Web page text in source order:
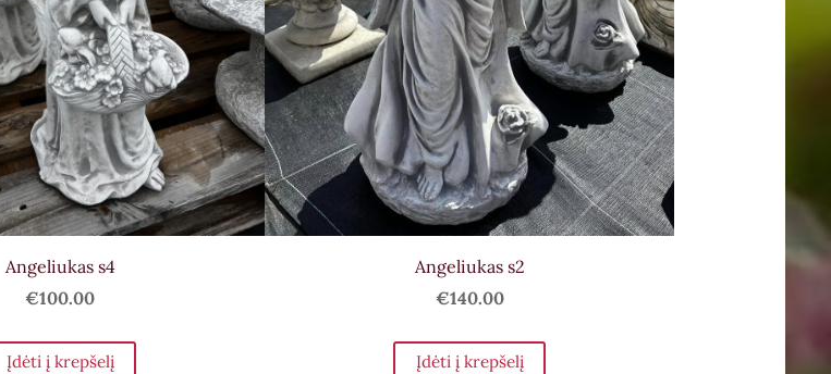
Angeliukas s4
€100.00
Įdėti į krepšelį
Angeliukas s2
€140.00
Įdėti į krepšelį